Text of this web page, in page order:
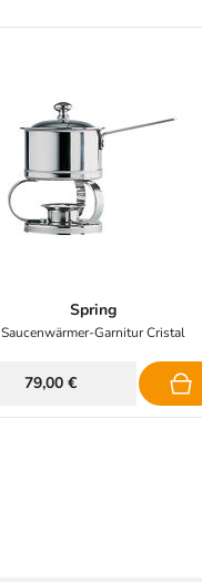
Spring
Saucenwärmer-Garnitur Cristal
79,00 €